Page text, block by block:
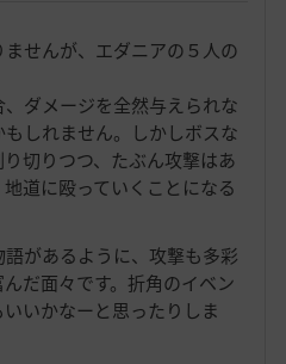
せんが、エダニアの５人の
ダメージを全然与えられな
しれません。しかしボスな
切りつつ、たぶん攻撃はあ
道に殴っていくことになる
があるように、攻撃も多彩
だ面々です。折角のイベン
いかなーと思ったりしま